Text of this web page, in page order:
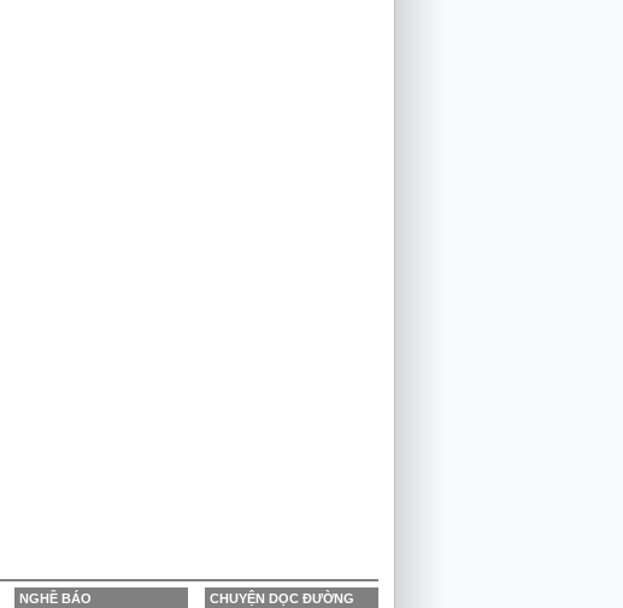
NGHỀ BÁO CHUYỆN DỌC ĐƯỜNG